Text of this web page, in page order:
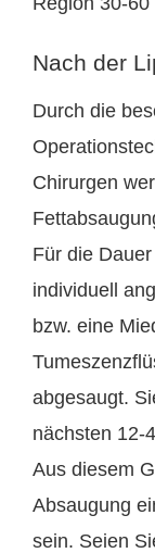
Nach der
Durch die
Chirurgen
Für die
individuell
bzw. eine
abgesaugt.
nächsten 12-
Aus diesem
Absaugung
sein. Seien